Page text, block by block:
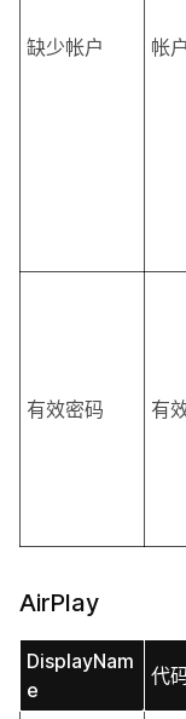
缺少帐户 帐
有效密码 有
AirPlay
DisplayNam
e
代